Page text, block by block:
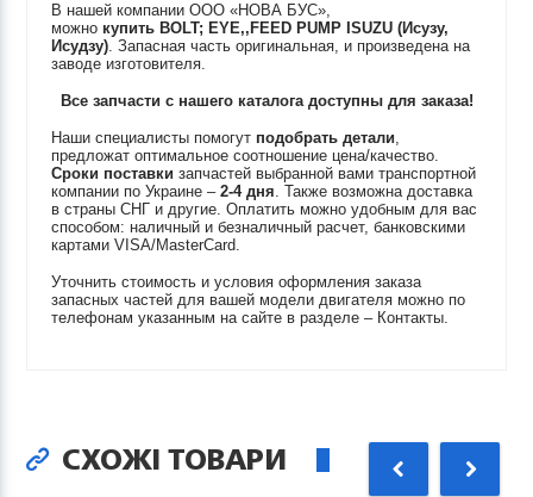
В нашей компании ООО «НОВА БУС»,
можно купить BOLT; EYE,,FEED PUMP ISUZU (Исузу,
Исудзу). Запасная часть оригинальная, и произведена на
заводе изготовителя.
Все запчасти с нашего каталога доступны для заказа!
Наши специалисты помогут подобрать детали,
предложат оптимальное соотношение цена/качество.
Сроки поставки запчастей выбранной вами транспортной
компании по Украине –2-4 дня. Также возможна доставка
в страны СНГ и другие. Оплатить можно удобным для вас
способом: наличный и безналичный расчет, банковскими
картами VISA/MasterCard.
Уточнить стоимость и условия оформления заказа
запасных частей для вашей модели двигателя можно по
телефонам указанным на сайте в разделе – Контакты.
СХОЖІ ТОВАРИ